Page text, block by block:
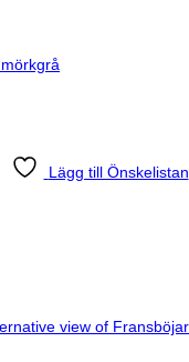
Lägg till Önskelistan